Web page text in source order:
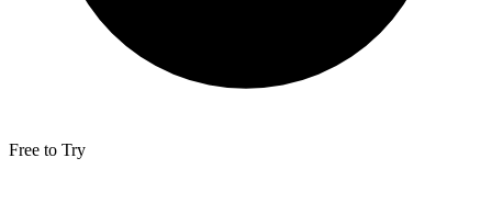
Free to Try